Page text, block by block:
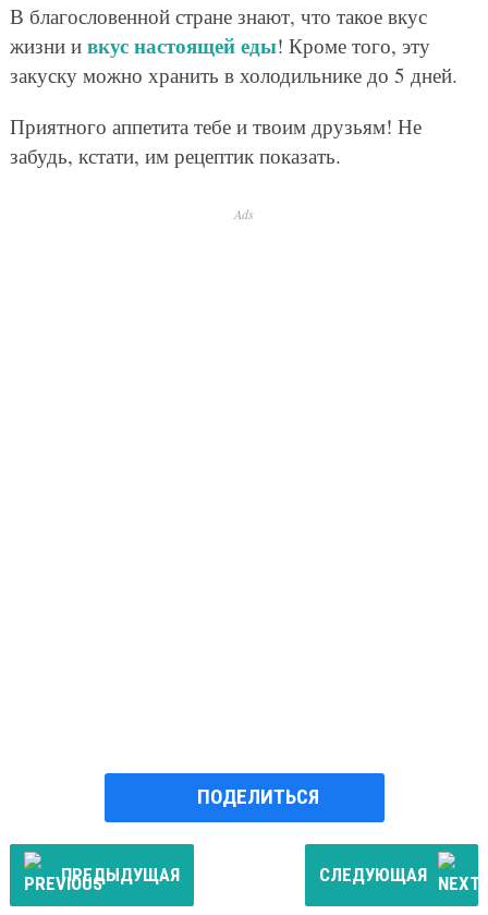
В благословенной стране знают, что такое вкус
жизни и вкус настоящей еды! Кроме того, эту
закуску можно хранить в холодильнике до 5 дней.
Приятного аппетита тебе и твоим друзьям! Не
забудь, кстати, им рецептик показать.
Ads
ПОДЕЛИТЬСЯ
ПРЕДЫДУЩАЯ СЛЕДУЮЩАЯ